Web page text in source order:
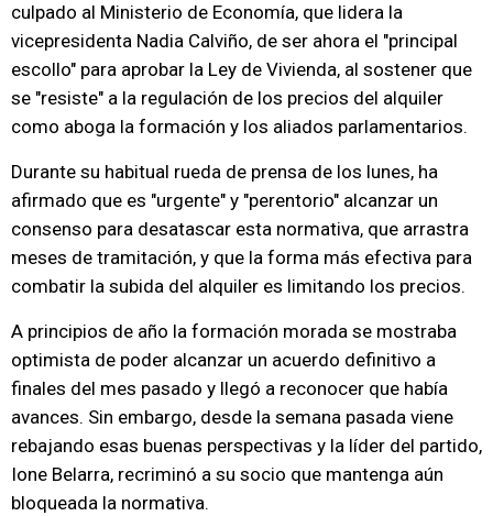
culpado al Ministerio de Economía, que lidera la
vicepresidenta Nadia Calviño, de ser ahora el "principal
escollo" para aprobar la Ley de Vivienda, al sostener que
se "resiste" a la regulación de los precios del alquiler
como aboga la formación y los aliados parlamentarios.
Durante su habitual rueda de prensa de los lunes, ha
afirmado que es "urgente" y "perentorio" alcanzar un
consenso para desatascar esta normativa, que arrastra
meses de tramitación, y que la forma más efectiva para
combatir la subida del alquiler es limitando los precios.
A principios de año la formación morada se mostraba
optimista de poder alcanzar un acuerdo definitivo a
finales del mes pasado y llegó a reconocer que había
avances. Sin embargo, desde la semana pasada viene
rebajando esas buenas perspectivas y la líder del partido,
Ione Belarra, recriminó a su socio que mantenga aún
bloqueada la normativa.